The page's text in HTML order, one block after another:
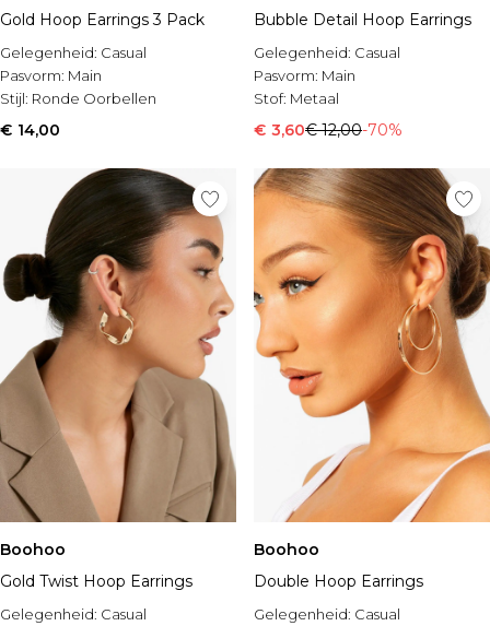
Gold Hoop Earrings 3 Pack
Gelegenheid: Casual
Pasvorm: Main
Stijl: Ronde Oorbellen
€ 14,00
Bubble Detail Hoop Earrings
Gelegenheid: Casual
Pasvorm: Main
Stof: Metaal
€ 3,60€ 12,00-70%
Boohoo
Gold Twist Hoop Earrings
Gelegenheid: Casual
Boohoo
Double Hoop Earrings
Gelegenheid: Casual